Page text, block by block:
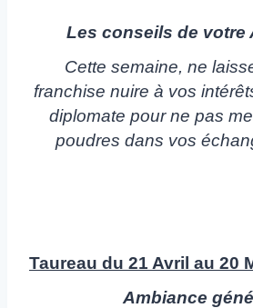
Les conseils de votre
Cette semaine, ne
franchise nuire à vos
diplomate pour ne pas
poudres dans vos
Taureau du 21 Avril au 20
Ambiance